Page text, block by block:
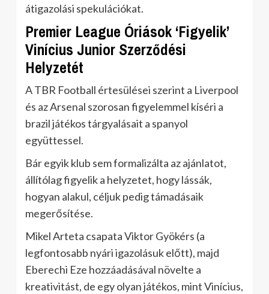
átigazolási spekulációkat.
Premier League Óriások ‘Figyelik’
Vinícius Junior Szerződési
Helyzetét
A TBR Football értesülései szerint a Liverpool
és az Arsenal szorosan figyelemmel kíséri a
brazil játékos tárgyalásait a spanyol
együttessel.
Bár egyik klub sem formalizálta az ajánlatot,
állítólag figyelik a helyzetet, hogy lássák,
hogyan alakul, céljuk pedig támadásaik
megerősítése.
Mikel Arteta csapata Viktor Gyökérs (a
legfontosabb nyári igazolásuk előtt), majd
Eberechi Eze hozzáadásával növelte a
kreativitást, de egy olyan játékos, mint Vinícius,